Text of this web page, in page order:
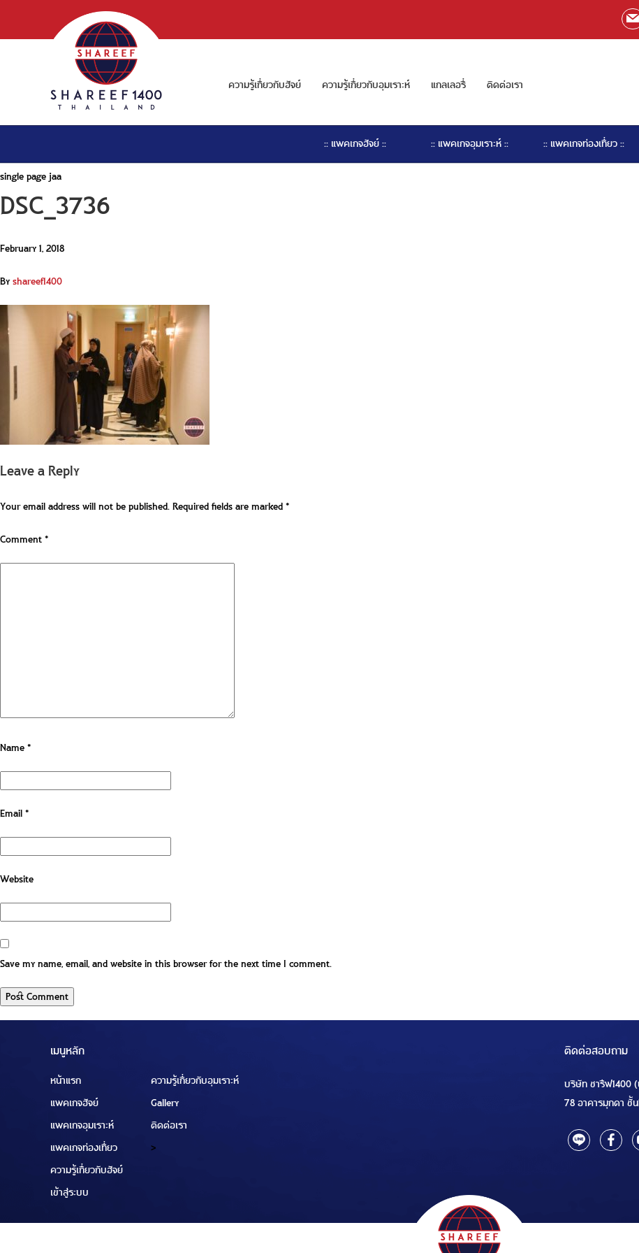
ความรู้เกี่ยวกับฮัจย์ ความรู้เกี่ยวกับอุมเราะห์ แกลเลอรี่ ติดต่อเรา
:: แพคเกจฮัจย์ :: :: แพคเกจอุมเราะห์ :: :: แพคเกจท่องเที่ยว ::
single page jaa
DSC_3736
February 1, 2018
Byshareef1400
Leave a Reply
Your email address will not be published.Required fields are marked*
Comment*
Name*
Email*
Website
Save my name, email, and website in this browser for the next time I comment.
เมนูหลัก
หน้าแรก
แพคเกจฮัจย์
แพคเกจอุมเราะห์
แพคเกจท่องเที่ยว
ความรู้เกี่ยวกับฮัจย์
เข้าสู่ระบบ
ความรู้เกี่ยวกับอุมเราะห์
Gallery
ติดต่อเรา
>
ติดต่อสอบถาม
บริษัท ชารีฟ1400 (
78 อาคารมุกดา ชั้